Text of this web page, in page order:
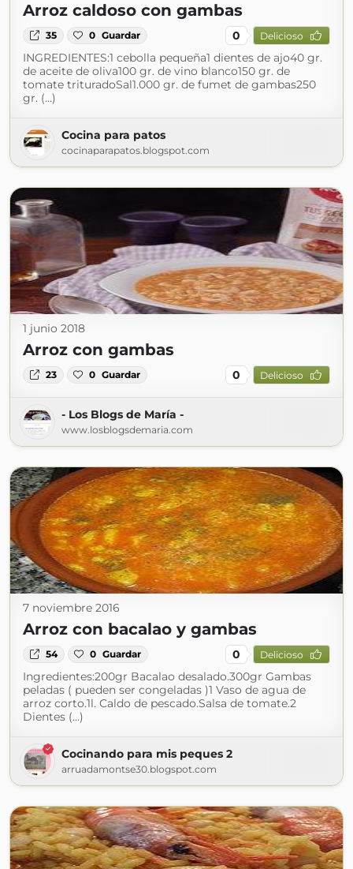
Arroz caldoso con gambas
35 0 Guardar 0 Delicioso
INGREDIENTES:1 cebolla pequeña1 dientes de ajo40 gr.
de aceite de oliva100 gr. de vino blanco150 gr. de
tomate trituradoSal1.000 gr. de fumet de gambas250
gr. (...)
Cocina para patos
cocinaparapatos.blogspot.com
1 junio 2018
Arroz con gambas
23 0 Guardar 0 Delicioso
- Los Blogs de María -
www.losblogsdemaria.com
7 noviembre 2016
Arroz con bacalao y gambas
54 0 Guardar 0 Delicioso
Ingredientes:200gr Bacalao desalado.300gr Gambas
peladas ( pueden ser congeladas )1 Vaso de agua de
arroz corto.1l. Caldo de pescado.Salsa de tomate.2
Dientes (...)
Cocinando para mis peques 2
arruadamontse30.blogspot.com